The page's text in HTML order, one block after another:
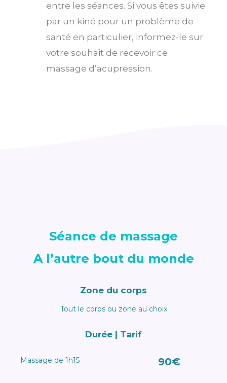
entre les séances. Si vous êtes suivie
par un kiné pour un problème de
santé en particulier, informez-le sur
votre souhait de recevoir ce
massage d’acupression.
Séance de massage
A l’autre bout du monde
Zone du corps
Tout le corps ou zone au choix
Durée | Tarif
Massage de 1h15 90€